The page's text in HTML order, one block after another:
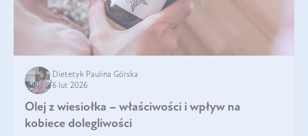
Dietetyk Paulina Górska
6 lut 2026
Olej z wiesiołka – właściwości i wpływ na
kobiece dolegliwości